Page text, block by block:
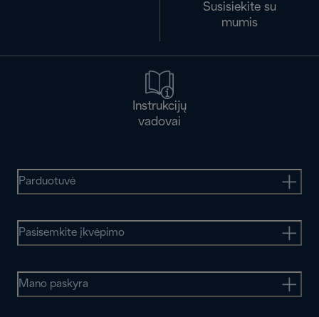
Susisiekite su
mumis
Instrukcijų
vadovai
Parduotuvė
Pasisemkite įkvėpimo
Mano paskyra